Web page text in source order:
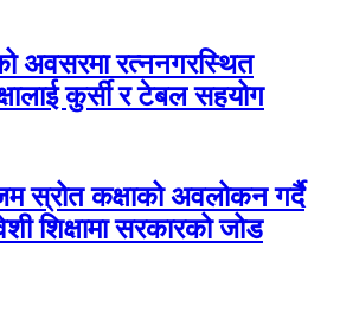
अवसरमा रत्ननगरस्थित
कुर्सी र टेबल सहयोग
स्रोत कक्षाको अवलोकन गर्दै
शिक्षामा सरकारको जोड